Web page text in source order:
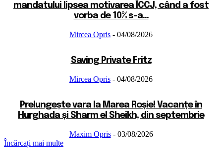
mandatului lipsea motivarea ÎCCJ, când a fost
vorba de 10% s-a...
Mircea Opris - 04/08/2026
Saving Private Fritz
Mircea Opris - 04/08/2026
Prelungește vara la Marea Roșie! Vacanțe în
Hurghada și Sharm el Sheikh, din septembrie
Maxim Opris - 03/08/2026
Încărcați mai multe